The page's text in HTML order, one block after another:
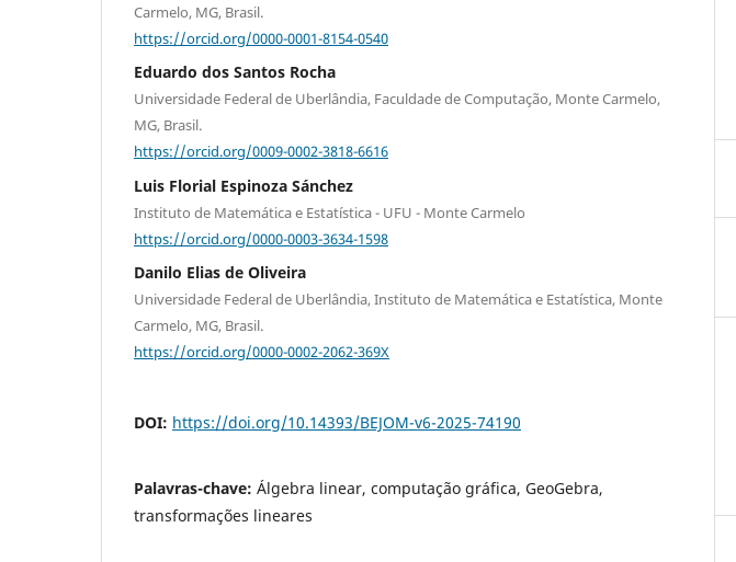
Carmelo, MG, Brasil.
https://orcid.org/0000-0001-8154-0540
Eduardo dos Santos Rocha
Universidade Federal de Uberlândia, Faculdade de Computação, Monte Carmelo,
MG, Brasil.
https://orcid.org/0009-0002-3818-6616
Luis Florial Espinoza Sánchez
Instituto de Matemática e Estatística - UFU - Monte Carmelo
https://orcid.org/0000-0003-3634-1598
Danilo Elias de Oliveira
Universidade Federal de Uberlândia, Instituto de Matemática e Estatística, Monte
Carmelo, MG, Brasil.
https://orcid.org/0000-0002-2062-369X
DOI: https://doi.org/10.14393/BEJOM-v6-2025-74190
Palavras-chave: Álgebra linear, computação gráfica, GeoGebra,
transformações lineares